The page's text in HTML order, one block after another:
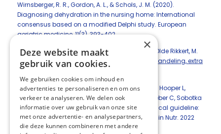
Wirnsberger, R. R., Gordon, A. L., & Schols, J. M. (2020).
Diagnosing dehydration in the nursing home: International
consensus based on a modified Delphi study. European
geriatric medicine, 11(3), 393-402.
Schols, J., De Groot, C., Van Der Cammen, T., & Olde Rikkert, M.
(2007).Dehydratie bij ouderen preventie en behandeling, extra
aandacht bij ziekte en bij hitteperioden
Volkert D, Beck AM, Cederholm T, Cruz-Jentoft A, Hooper L,
Kiesswetter E, Maggio M, Raynaud-Simon A, Sieber C, Sobotka
L, van Asselt D, Wirth R, Bischoff SC. ESPEN practical guideline:
Clinical nutrition and hydration in geriatrics. Clin Nutr. 2022
Apr;41(4):958-989.
×
Deze website maakt
gebruik van cookies.
We gebruiken cookies om inhoud en
advertenties te personaliseren en om ons
verkeer te analyseren. We delen ook
informatie over uw gebruik van onze site
met onze advertentie- en analysepartners,
die deze kunnen combineren met andere